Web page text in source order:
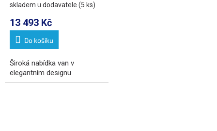
skladem u dodavatele (5 ks)
13 493 Kč
Do košíku
Široká nabídka van v
elegantním designu